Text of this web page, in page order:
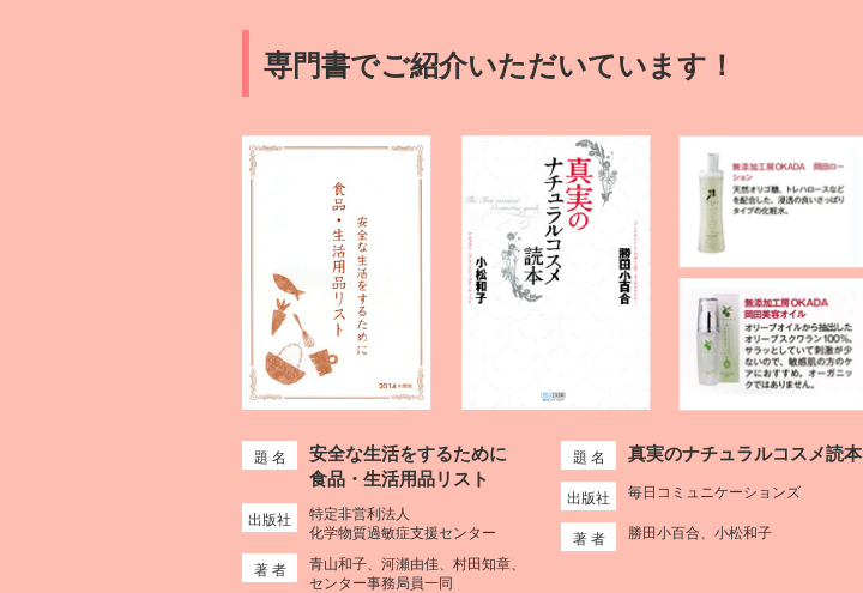
専門書でご紹介いただいています！
題 名
安全な生活をするために
食品・生活用品リスト
出版社
特定非営利法人
化学物質過敏症支援センター
著 者
青山和子、河瀬由佳、村田知章、
センター事務局員一同
題 名 真実のナチュラルコスメ読本
出版社 毎日コミュニケーションズ
著 者 勝田小百合、小松和子